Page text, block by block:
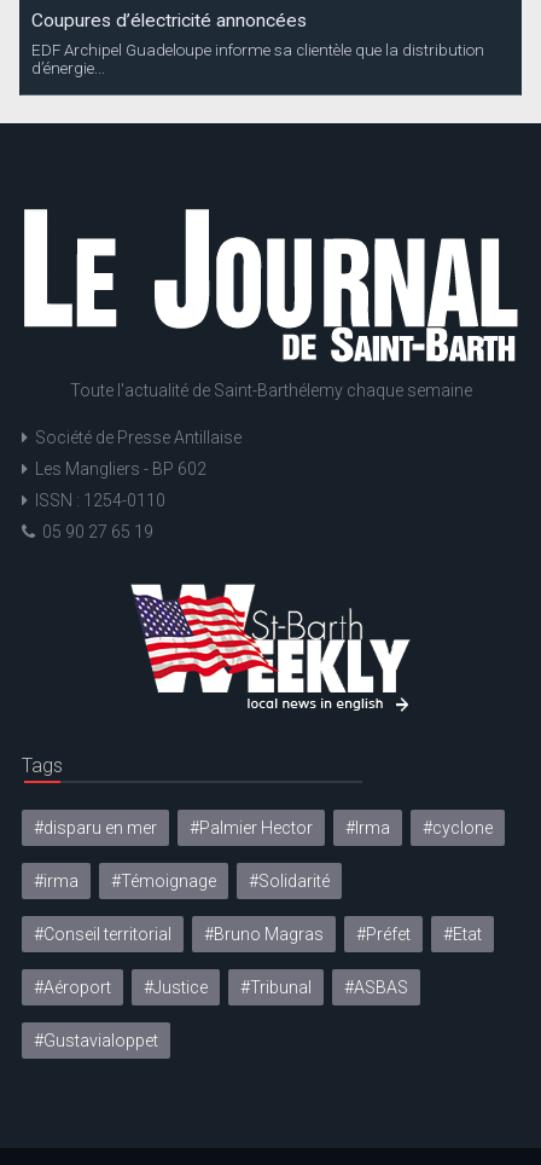
Coupures d’électricité annoncées
EDF Archipel Guadeloupe informe sa clientèle que la distribution
d’énergie...
Toute l'actualité de Saint-Barthélemy chaque semaine
Société de Presse Antillaise
Les Mangliers - BP 602
ISSN : 1254-0110
05 90 27 65 19
Tags
#disparu en mer #Palmier Hector #Irma #cyclone
#irma #Témoignage #Solidarité
#Conseil territorial #Bruno Magras #Préfet #Etat
#Aéroport #Justice #Tribunal #ASBAS
#Gustavialoppet